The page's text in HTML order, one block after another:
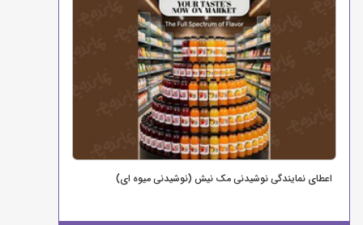
اعطای نمایندگی نوشیدنی مک نیش (نوشیدنی میوه ای)